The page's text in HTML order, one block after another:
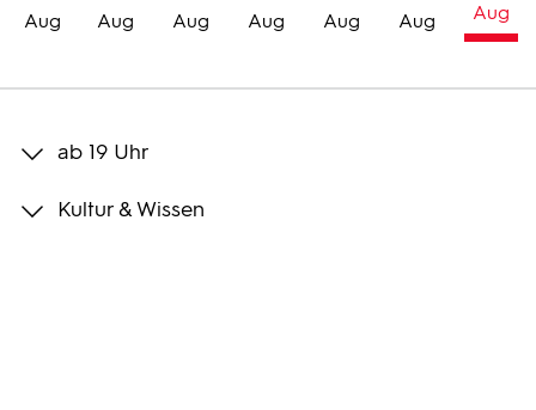
Trailer
Bilder
Aug Aug Aug Aug Aug Aug Aug
ab 19 Uhr
Kultur & Wissen